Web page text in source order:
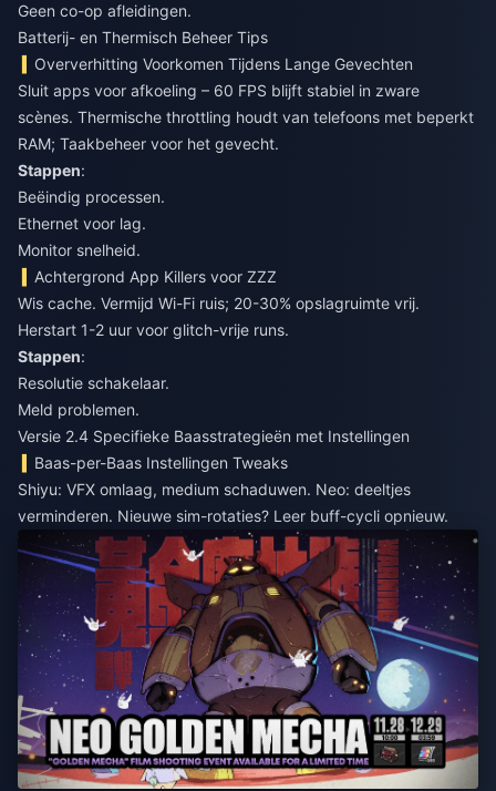
Geen co-op afleidingen.
Batterij- en Thermisch Beheer Tips
Oververhitting Voorkomen Tijdens Lange Gevechten
Sluit apps voor afkoeling – 60 FPS blijft stabiel in zware
scènes. Thermische throttling houdt van telefoons met beperkt
RAM; Taakbeheer voor het gevecht.
Stappen:
Beëindig processen.
Ethernet voor lag.
Monitor snelheid.
Achtergrond App Killers voor ZZZ
Wis cache. Vermijd Wi-Fi ruis; 20-30% opslagruimte vrij.
Herstart 1-2 uur voor glitch-vrije runs.
Stappen:
Resolutie schakelaar.
Meld problemen.
Versie 2.4 Specifieke Baasstrategieën met Instellingen
Baas-per-Baas Instellingen Tweaks
Shiyu: VFX omlaag, medium schaduwen. Neo: deeltjes
verminderen. Nieuwe sim-rotaties? Leer buff-cycli opnieuw.